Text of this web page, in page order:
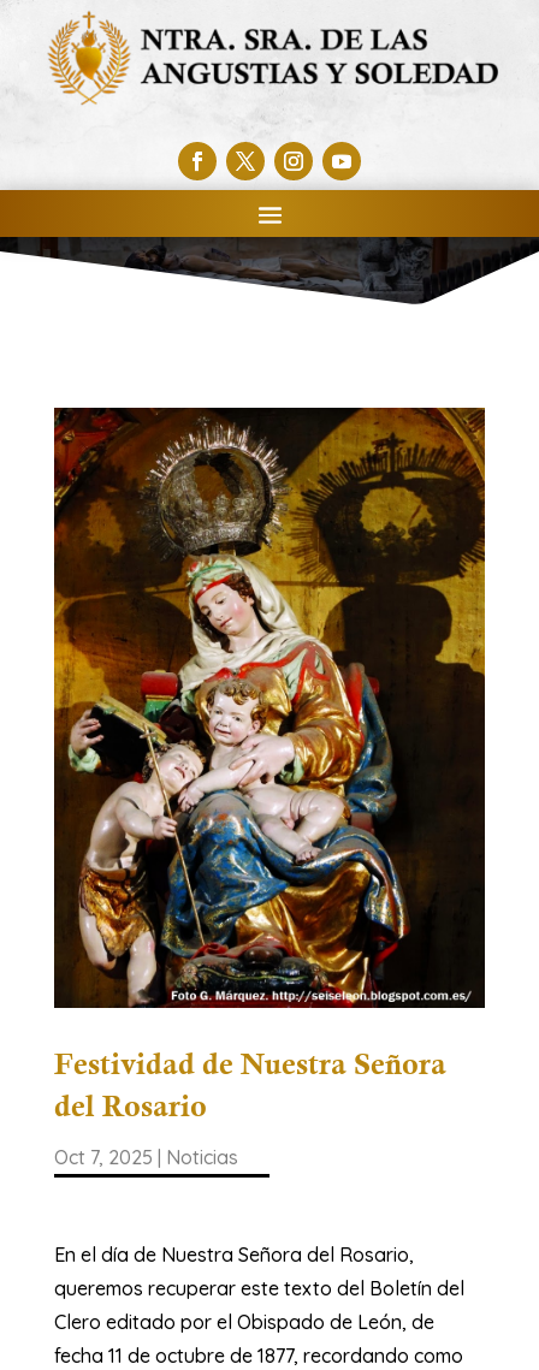
Festividad de Nuestra Señora
del Rosario
Oct 7, 2025 Noticias
En el día de Nuestra Señora del Rosario,
queremos recuperar este texto del Boletín del
Clero editado por el Obispado de León, de
fecha 11 de octubre de 1877, recordando como